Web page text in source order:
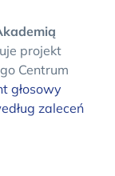
projekt
Centrum
głosowy
zaleceń